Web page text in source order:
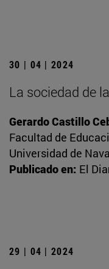
30 | 04 | 2024
La sociedad de
Gerardo Castillo
Facultad de
Universidad de
Publicado en: El
29 | 04 | 2024